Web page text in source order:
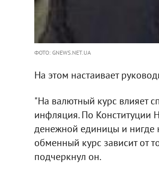
ФОТО: GNEWS.NET.UA
На этом настаивает
"На валютный курс влияет
инфляция. По Конституции
денежной единицы и нигде
обменный курс зависит от
подчеркнул он.